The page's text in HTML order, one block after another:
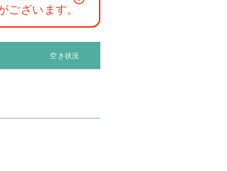
ございます。
空き状況